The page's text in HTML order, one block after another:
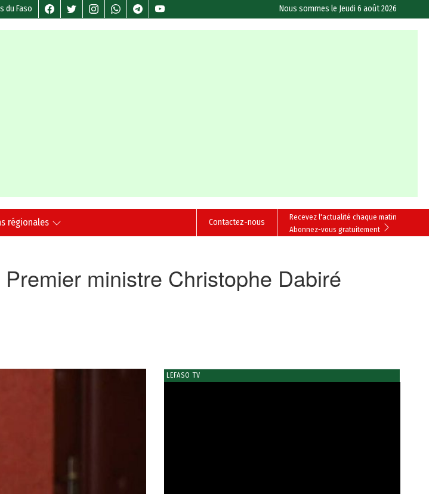
du Faso Nous sommes le Jeudi 6 août 2026
régionales
Recevez l'actualité chaque matin
Abonnez-vous gratuitement
Contactez-nous
ministre Christophe Dabiré
LEFASO TV